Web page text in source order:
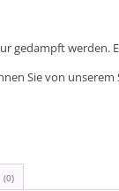
gedampft werden.
Sie von unserem
(0)